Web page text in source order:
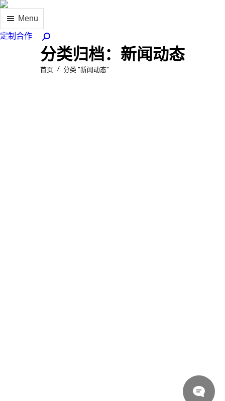
Menu
定制合作 Search:
分类归档： 新闻动态
您在这里：
首页 分类 "新闻动态"